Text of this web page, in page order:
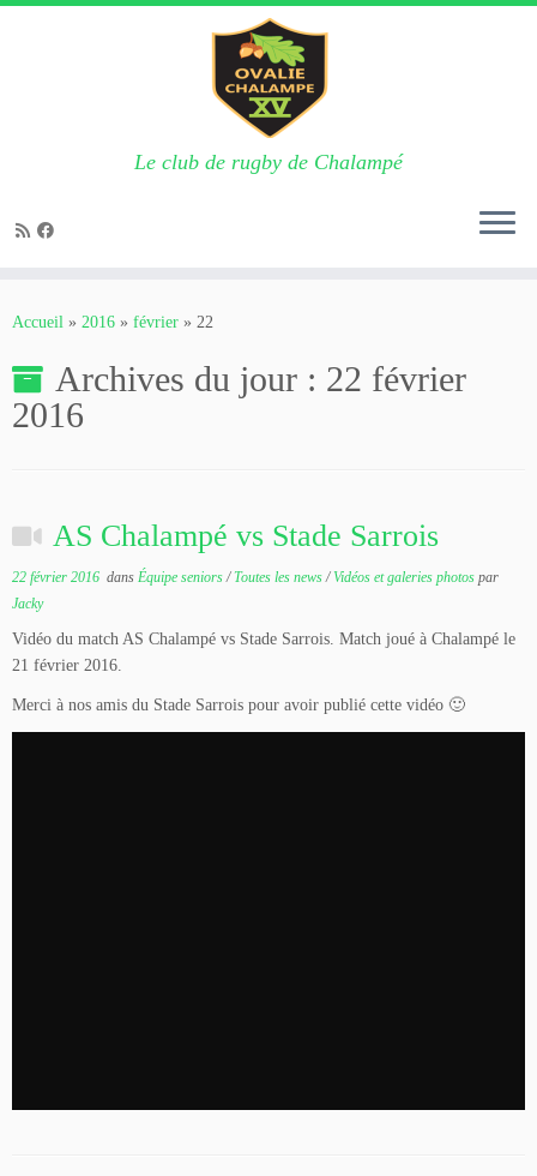
Le club de rugby de Chalampé
Accueil » 2016 » février » 22
Archives du jour : 22 février
2016
AS Chalampé vs Stade Sarrois
22 février 2016 dans Équipe seniors/Toutes les news/Vidéos et galeries photos par
Jacky
Vidéo du match AS Chalampé vs Stade Sarrois. Match joué à Chalampé le
21 février 2016.
Merci à nos amis du Stade Sarrois pour avoir publié cette vidéo 🙂